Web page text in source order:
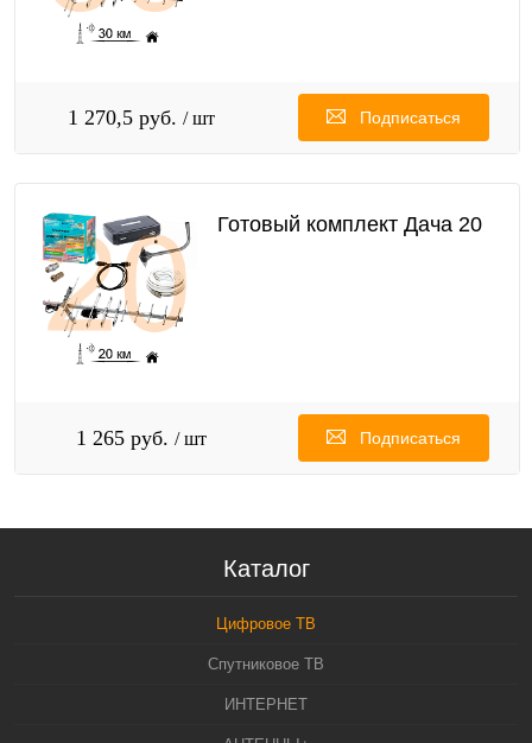
1 270,5 руб. / шт Подписаться
Готовый комплект Дача 20
1 265 руб. / шт Подписаться
Каталог
Цифровое ТВ
Спутниковое ТВ
ИНТЕРНЕТ